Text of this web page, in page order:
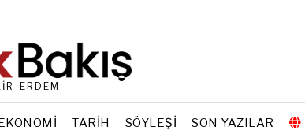
ERDEM
EKONOMI TARIH SÖYLEŞI SON YAZILAR